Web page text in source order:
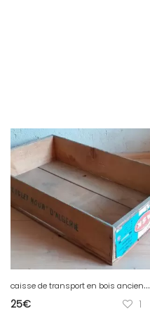
c
aisse de transport en bois ancienne de dattes Deglet Nour Algérie étiquette colorée
25€ 1